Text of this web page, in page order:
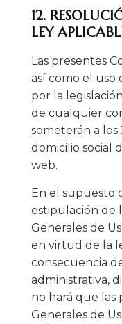
12.
LEY
Las presentes
así como el uso
por la
de cualquier
someterán a los
domicilio social
web.
En el supuesto
estipulación de
Generales de
en virtud de la
consecuencia
administrativa,
no hará que las
Generales de